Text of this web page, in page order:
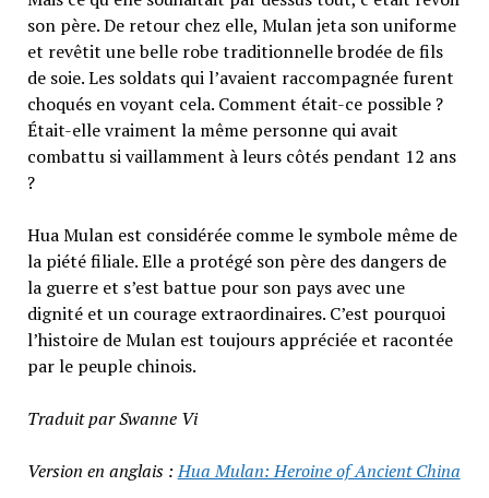
son père. De retour chez elle, Mulan jeta son uniforme
et revêtit une belle robe traditionnelle brodée de fils
de soie. Les soldats qui l’avaient raccompagnée furent
choqués en voyant cela. Comment était-ce possible ?
Était-elle vraiment la même personne qui avait
combattu si vaillamment à leurs côtés pendant 12 ans
?
Hua Mulan est considérée comme le symbole même de
la piété filiale. Elle a protégé son père des dangers de
la guerre et s’est battue pour son pays avec une
dignité et un courage extraordinaires. C’est pourquoi
l’histoire de Mulan est toujours appréciée et racontée
par le peuple chinois.
Traduit par Swanne Vi
Version en anglais :Hua Mulan: Heroine of Ancient China